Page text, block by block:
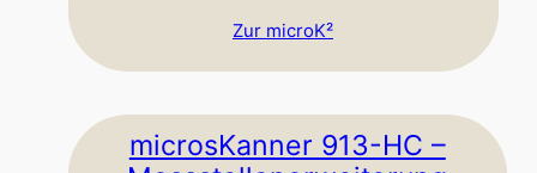
Zur microK²
microsKanner 913-HC –